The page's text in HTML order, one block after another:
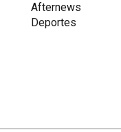
Afternews
Deportes